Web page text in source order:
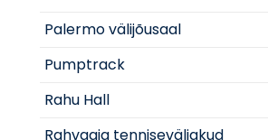
Palermo välijõusaal
Pumptrack
Rahu Hall
Rahvaaia tenniseväljakud